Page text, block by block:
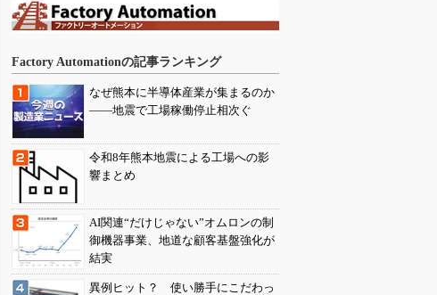
Factory Automationの記事ランキング
なぜ熊本に半導体産業が集まるのか
――地震で工場稼働停止相次ぐ
令和8年熊本地震による工場への影
響まとめ
AI関連“だけじゃない”オムロンの制
御機器事業、地道な顧客基盤強化が
結実
異例ヒット？ 使い勝手にこだわっ